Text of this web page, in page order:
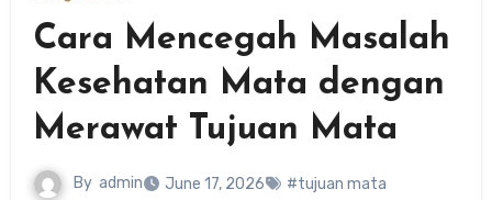
Cara Mencegah Masalah
Kesehatan Mata dengan
Merawat Tujuan Mata
By admin June 17, 2026 #tujuan mata